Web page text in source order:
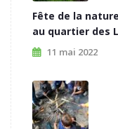
Fête de la
au quartier des
11 mai 2022